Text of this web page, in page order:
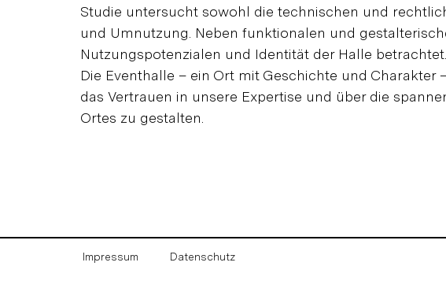
Studie untersucht sowohl die technischen und
und Umnutzung. Neben funktionalen und
Nutzungspotenzialen und Identität der Halle betrachtet.
Die Eventhalle – ein Ort mit Geschichte und
das Vertrauen in unsere Expertise und über die
Ortes zu gestalten.
Impressum Datenschutz